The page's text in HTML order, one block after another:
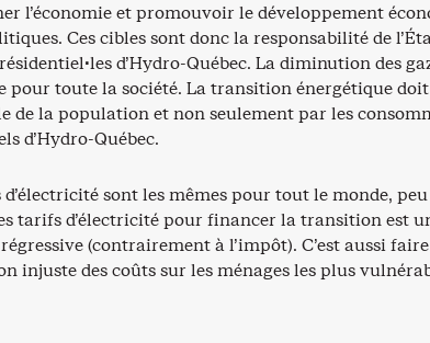
l’économie et promouvoir le développement
Ces cibles sont donc la responsabilité de
d’Hydro-Québec. La diminution des
pour toute la société. La transition énergétique
de la population et non seulement par les
d’Hydro-Québec.
sont les mêmes pour tout le monde,
tarifs d’électricité pour financer la transition est
(contrairement à l’impôt). C’est aussi
injuste des coûts sur les ménages les plus